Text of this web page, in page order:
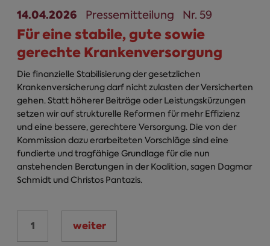
14.04.2026 Pressemitteilung Nr. 59
Für eine stabile, gute sowie
gerechte Krankenversorgung
Die finanzielle Stabilisierung der gesetzlichen
Krankenversicherung darf nicht zulasten der Versicherten
gehen. Statt höherer Beiträge oder Leistungskürzungen
setzen wir auf strukturelle Reformen für mehr Effizienz
und eine bessere, gerechtere Versorgung. Die von der
Kommission dazu erarbeiteten Vorschläge sind eine
fundierte und tragfähige Grundlage für die nun
anstehenden Beratungen in der Koalition, sagen Dagmar
Schmidt und Christos Pantazis.
Seiten
1 weiter